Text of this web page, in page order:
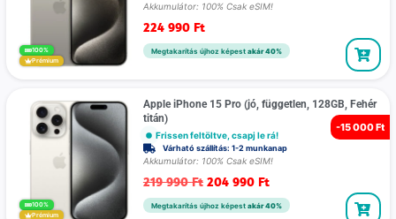
100%
Prémium
Akkumulátor: 100% Csak eSIM!
224 990 Ft
Megtakarítás újhoz képest akár 40%
-15 000 Ft
100%
Prémium
Apple iPhone 15 Pro (jó, független, 128GB, Fehér
titán)
Frissen feltöltve, csapj le rá!
Várható szállítás: 1-2 munkanap
Akkumulátor: 100% Csak eSIM!
219 990Ft 204 990 Ft
Megtakarítás újhoz képest akár 40%